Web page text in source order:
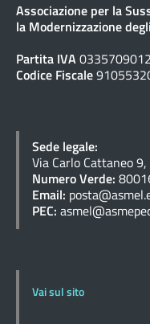
Associazione per la
la Modernizzazione
Partita IVA
Codice Fiscale
Sede legale:
Via Carlo Cattaneo
Numero Verde:
Email:
PEC:
Vai sul sito